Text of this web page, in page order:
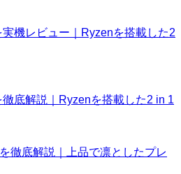
機レビュー｜Ryzenを搭載した2
底解説｜Ryzenを搭載した2 in 1
徹底解説｜上品で凛としたプレ